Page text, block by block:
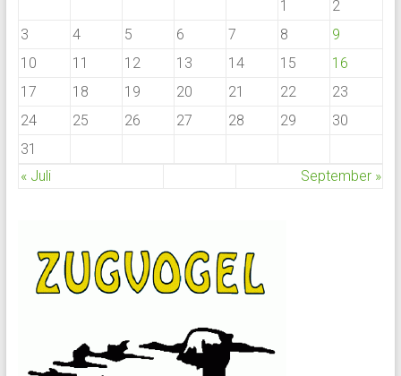
1
2
3
4 5 6 7 8
9
10
11 12 13 14 15
16
17
18 19 20 21 22
23
24
25 26 27 28 29
30
31
« Juli
September »